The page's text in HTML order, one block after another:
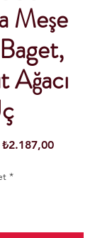
Meşe
Ağacı
₺2.187,00İndirimli
*